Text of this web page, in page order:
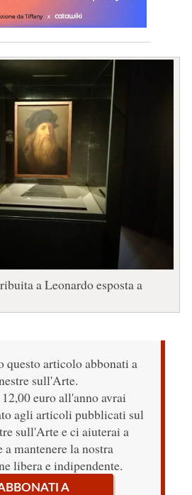
a Leonardo esposta a
questo articolo abbonati a
sull'Arte.
euro all'anno avrai
agli articoli pubblicati sul
sull'Arte e ci aiuterai a
a mantenere la nostra
libera e indipendente.
A